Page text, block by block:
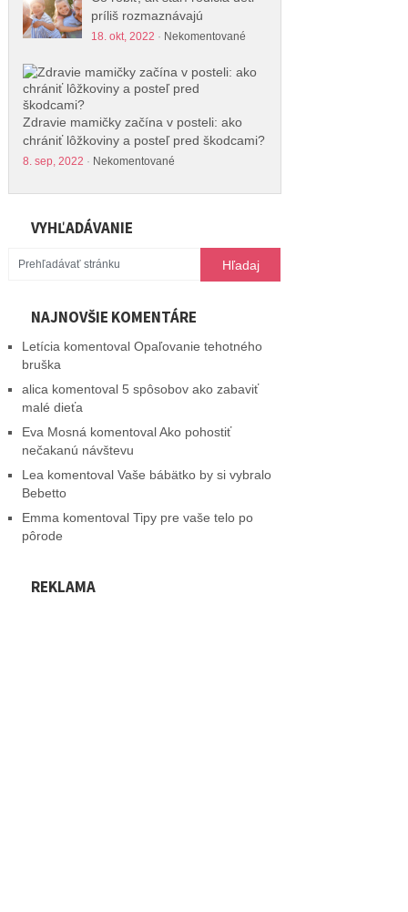
príliš rozmaznávajú
18. okt, 2022 · Nekomentované
Zdravie mamičky začína v posteli: ako
chrániť lôžkoviny a posteľ pred škodcami?
8. sep, 2022 · Nekomentované
VYHĽADÁVANIE
NAJNOVŠIE KOMENTÁRE
Letícia komentoval Opaľovanie tehotného
bruška
alica komentoval 5 spôsobov ako zabaviť
malé dieťa
Eva Mosná komentovalAko pohostiť
nečakanú návštevu
Lea komentoval Vaše bábätko by si vybralo
Bebetto
Emma komentoval Tipy pre vaše telo po
pôrode
REKLAMA